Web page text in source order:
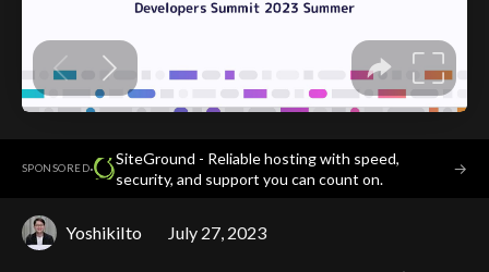
SPONSORED·
SiteGround - Reliable hosting with speed,
security, and support you can count on.
→
YoshikiIto July 27, 2023